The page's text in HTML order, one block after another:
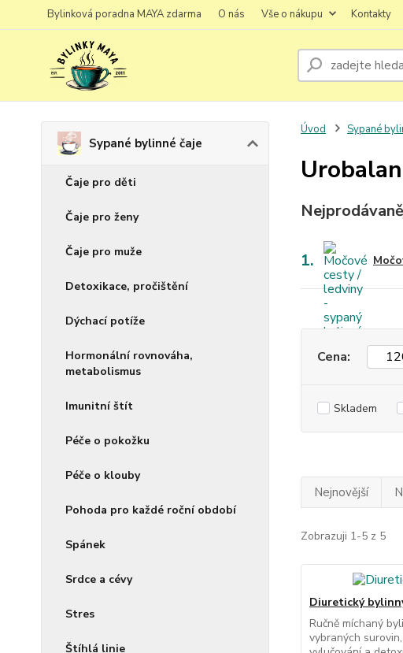
Bylinková poradna MAYA zdarma O nás Vše o nákupu Kontakty
Sypané bylinné čaje
Čaje pro děti
Čaje pro ženy
Čaje pro muže
Detoxikace, pročištění
Dýchací potíže
Hormonální rovnováha,
metabolismus
Imunitní štít
Péče o pokožku
Péče o klouby
Pohoda pro každé roční období
Spánek
Srdce a cévy
Stres
Štíhlá linie
Úvod Sypané
1.
Cena:
Skladem
Nejnovější
Zobrazuji 1-5 z 5
Diuretický
Ručně míchaný
vybraných